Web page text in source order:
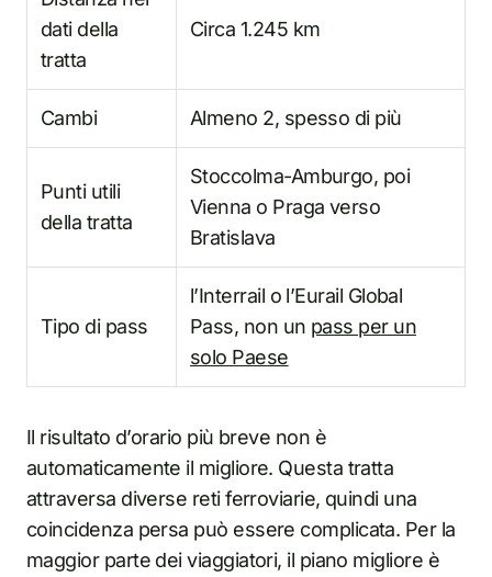
dati della
tratta
Circa 1.245 km
Cambi Almeno 2, spesso di più
Punti utili
della tratta
Stoccolma-Amburgo, poi
Vienna o Praga verso
Bratislava
Tipo di pass
l’Interrail o l’Eurail Global
Pass, non un pass per un
solo Paese
Il risultato d’orario più breve non è
automaticamente il migliore. Questa tratta
attraversa diverse reti ferroviarie, quindi una
coincidenza persa può essere complicata. Per la
maggior parte dei viaggiatori, il piano migliore è